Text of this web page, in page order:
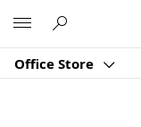
Office Store